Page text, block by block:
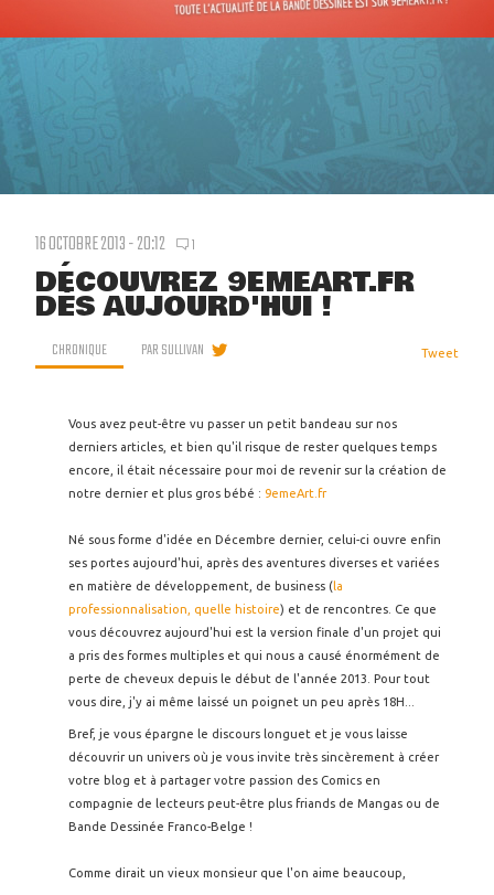
16 OCTOBRE 2013 - 20:12 1
DÉCOUVREZ 9EMEART.FR
DÈS AUJOURD'HUI !
CHRONIQUE PARSULLIVAN Tweet
Vous avez peut-être vu passer un petit bandeau sur nos
derniers articles, et bien qu'il risque de rester quelques temps
encore, il était nécessaire pour moi de revenir sur la création de
notre dernier et plus gros bébé : 9emeArt.fr
Né sous forme d'idée en Décembre dernier, celui-ci ouvre enfin
ses portes aujourd'hui, après des aventures diverses et variées
en matière de développement, de business (la
professionnalisation, quelle histoire) et de rencontres. Ce que
vous découvrez aujourd'hui est la version finale d'un projet qui
a pris des formes multiples et qui nous a causé énormément de
perte de cheveux depuis le début de l'année 2013. Pour tout
vous dire, j'y ai même laissé un poignet un peu après 18H...
Bref, je vous épargne le discours longuet et je vous laisse
découvrir un univers où je vous invite très sincèrement à créer
votre blog et à partager votre passion des Comics en
compagnie de lecteurs peut-être plus friands de Mangas ou de
Bande Dessinée Franco-Belge !
Comme dirait un vieux monsieur que l'on aime beaucoup,